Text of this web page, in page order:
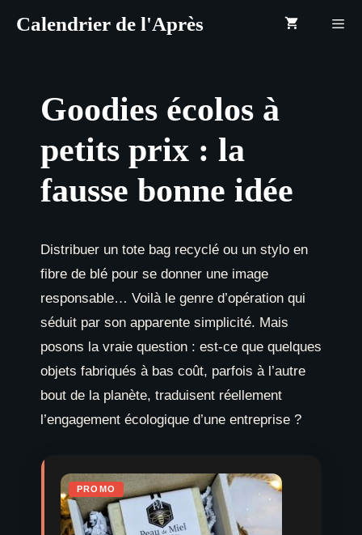
Calendrier de l'Après
Goodies écolos à
petits prix : la
fausse bonne idée
Distribuer un tote bag recyclé ou un stylo en
fibre de blé pour se donner une image
responsable… Voilà le genre d’opération qui
séduit par son apparente simplicité. Mais
posons la vraie question : est-ce que quelques
objets fabriqués à bas coût, parfois à l’autre
bout de la planète, traduisent réellement
l’engagement écologique d’une entreprise ?
PROMO